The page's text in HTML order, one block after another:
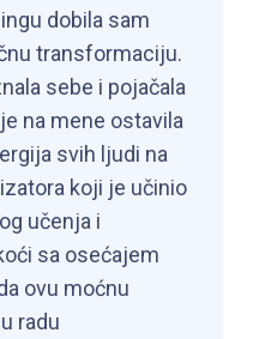
dobila sam
transformaciju.
sebe i pojačala
na mene ostavila
svih ljudi na
koji je učinio
učenja i
sa osećajem
ovu moćnu
radu